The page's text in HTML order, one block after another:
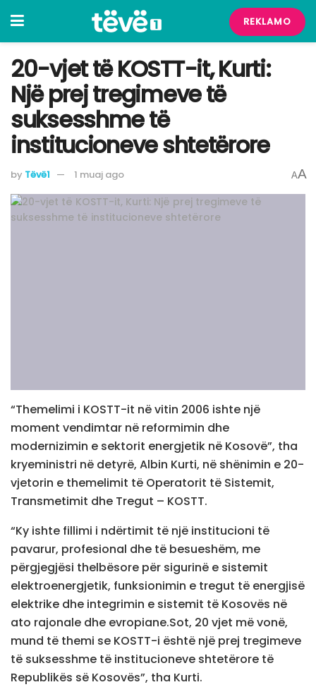
REKLAMO
​20-vjet të KOSTT-it, Kurti:
Një prej tregimeve të
suksesshme të
institucioneve shtetërore
by Tëvë1 1 muaj ago AA
“Themelimi i KOSTT-it në vitin 2006 ishte një
moment vendimtar në reformimin dhe
modernizimin e sektorit energjetik në Kosovë”, tha
kryeministri në detyrë, Albin Kurti, në shënimin e 20-
vjetorin e themelimit të Operatorit të Sistemit,
Transmetimit dhe Tregut – KOSTT.
“Ky ishte fillimi i ndërtimit të një institucioni të
pavarur, profesional dhe të besueshëm, me
përgjegjësi thelbësore për sigurinë e sistemit
elektroenergjetik, funksionimin e tregut të energjisë
elektrike dhe integrimin e sistemit të Kosovës në
ato rajonale dhe evropiane.Sot, 20 vjet më vonë,
mund të themi se KOSTT-i është një prej tregimeve
të suksesshme të institucioneve shtetërore të
Republikës së Kosovës”, tha Kurti.